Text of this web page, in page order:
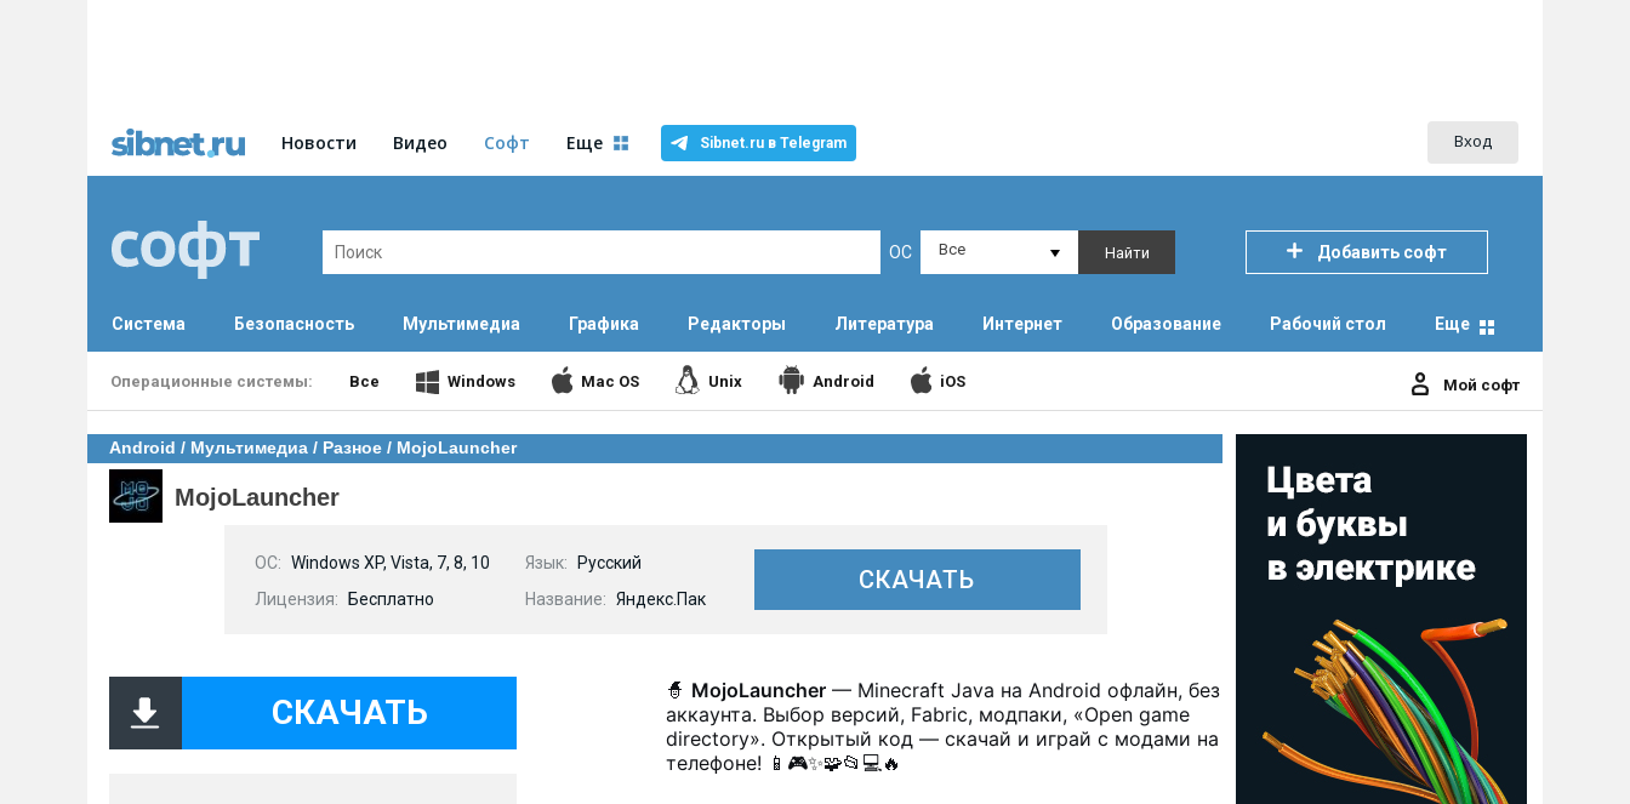
Новости Видео Софт Еще Sibnet.ru в Telegram Вход
ОС Все Найти Добавить софт
Система Безопасность Мультимедиа Графика Редакторы Литература Интернет Образование Рабочий стол Еще
Все Windows Mac OS Unix Android iOS Мой софт
Android / Мультимедиа / Разное / MojoLauncher
MojoLauncher
СКАЧАТЬ
OC: Windows XP, Vista, 7, 8, 10
Лицензия:
Бесплатно
Язык:
Русский
Название: Яндекс.Пак
🧙 MojoLauncher — Minecraft Java на Android офлайн, без
аккаунта. Выбор версий, Fabric, модпаки, «Open game
directory». Открытый код — скачай и играй с модами на
телефоне! 📱🎮✨🧩📂💻🔥
СКАЧАТЬ